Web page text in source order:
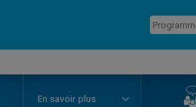
En savoir plus